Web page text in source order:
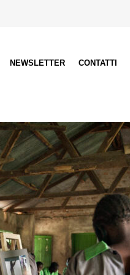
NEWSLETTER CONTATTI